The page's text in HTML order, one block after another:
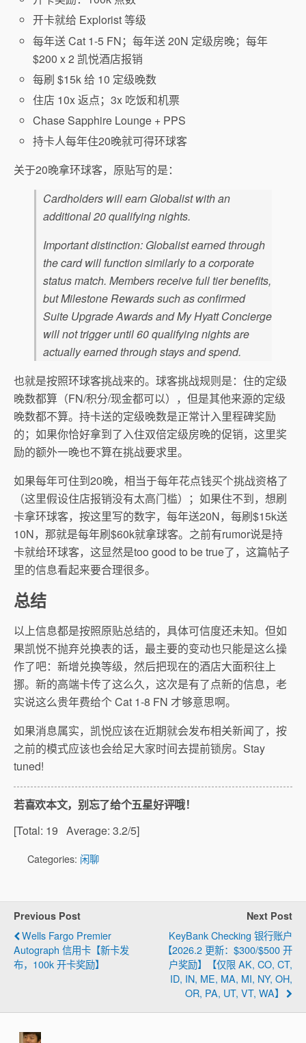
开卡就给 Explorist 等级
每年送 Cat 1-5 FN；每年送 20N 定级房晚；每年
$200 x 2 凯悦酒店报销
每刷 $15k 给 10 定级晚数
住店 10x 返点；3x 吃饭和机票
Chase Sapphire Lounge + PPS
持卡人每年住20晚就可得环球客
关于20晚拿环球客，原贴写的是：
Cardholders will earn Globalist with an
additional 20 qualifying nights.
Important distinction: Globalist earned through
the card will function similarly to a corporate
status match. Members receive full tier benefits,
but Milestone Rewards such as confirmed
Suite Upgrade Awards and My Hyatt Concierge
will not trigger until 60 qualifying nights are
actually earned through stays and spend.
也就是按照环球客挑战来的。球客挑战规则是：住的定级
晚数都算（FN/积分/现金都可以），但是其他来源的定级
晚数都不算。持卡送的定级晚数是正常计入里程碑奖励
的；如果你恰好拿到了入住双倍定级房晚的促销，这里奖
励的额外一晚也不算在挑战要求里。
如果每年可住到20晚，相当于每年花点钱买个挑战资格了
（这里假设住店报销没有太高门槛）；如果住不到，想刷
卡拿环球客，按这里写的数字，每年送20N，每刷$15k送
10N，那就是每年刷$60k就拿球客。之前有rumor说是持
卡就给环球客，这显然是too good to be true了，这篇帖子
里的信息看起来要合理很多。
总结
以上信息都是按照原贴总结的，具体可信度还未知。但如
果凯悦不抛弃兑换表的话，最主要的变动也只能是这么操
作了吧：新增兑换等级，然后把现在的酒店大面积往上
挪。新的高端卡传了这么久，这次是有了点新的信息，老
实说这么贵年费给个 Cat 1-8 FN 才够意思啊。
如果消息属实，凯悦应该在近期就会发布相关新闻了，按
之前的模式应该也会给足大家时间去提前锁房。Stay
tuned!
若喜欢本文，别忘了给个五星好评哦！
[Total: 19 Average: 3.2/5]
Categories: 闲聊
Previous Post
Wells Fargo Premier
Autograph 信用卡【新卡发
布，100k 开卡奖励】
Next Post
KeyBank Checking 银行账户
【2026.2 更新：$300/$500 开
户奖励】【仅限 AK, CO, CT,
ID, IN, ME, MA, MI, NY, OH,
OR, PA, UT, VT, WA】